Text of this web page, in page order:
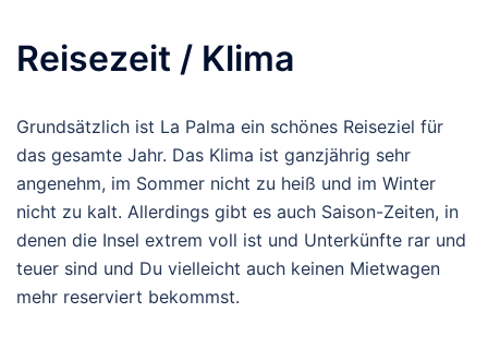
Reisezeit / Klima
Grundsätzlich ist La Palma ein schönes Reiseziel für
das gesamte Jahr. Das Klima ist ganzjährig sehr
angenehm, im Sommer nicht zu heiß und im Winter
nicht zu kalt. Allerdings gibt es auch Saison-Zeiten, in
denen die Insel extrem voll ist und Unterkünfte rar und
teuer sind und Du vielleicht auch keinen Mietwagen
mehr reserviert bekommst.